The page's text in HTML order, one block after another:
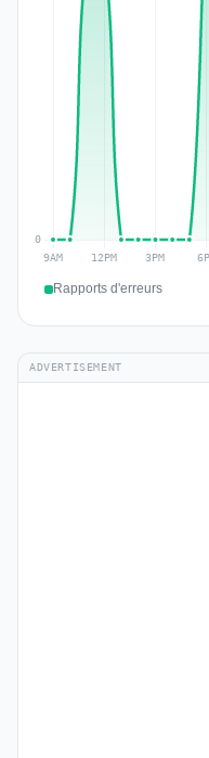
Rapports d'erreurs
ADVERTISEMENT